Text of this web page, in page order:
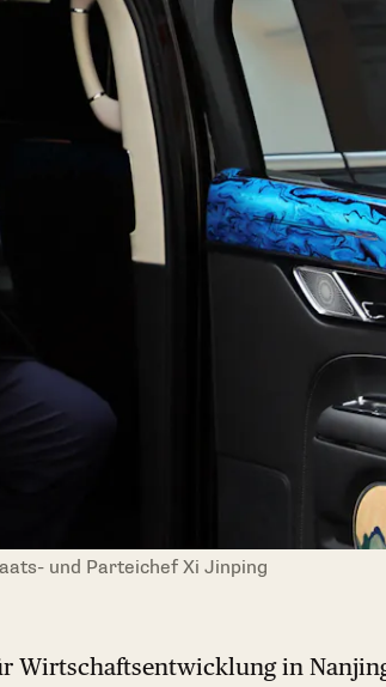
und Parteichef Xi Jinping
Wirtschaftsentwicklung in